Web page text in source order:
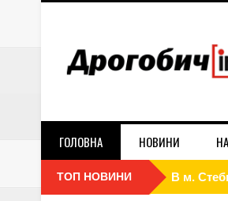
ГОЛОВНА НОВИНИ
ТОП НОВИНИ